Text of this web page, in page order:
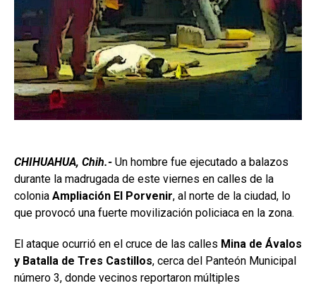
CHIHUAHUA, Chih.- Un hombre fue ejecutado a balazos
durante la madrugada de este viernes en calles de la
colonia Ampliación El Porvenir, al norte de la ciudad, lo
que provocó una fuerte movilización policiaca en la zona.
El ataque ocurrió en el cruce de las calles Mina de Ávalos
y Batalla de Tres Castillos, cerca del Panteón Municipal
número 3, donde vecinos reportaron múltiples